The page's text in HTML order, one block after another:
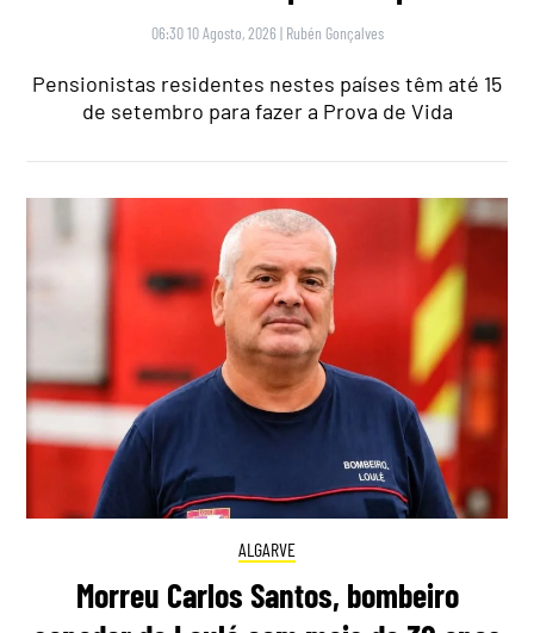
06:30 10 Agosto, 2026 | Rubén Gonçalves
Pensionistas residentes nestes países têm até 15
de setembro para fazer a Prova de Vida
ALGARVE
Morreu Carlos Santos, bombeiro